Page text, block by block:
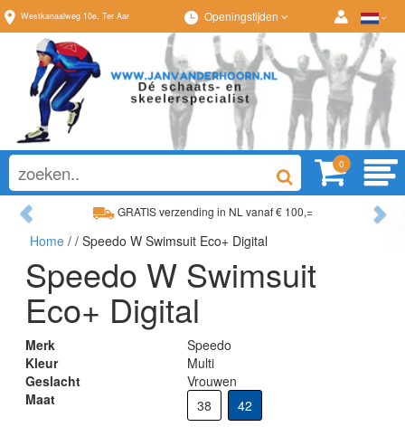
Westkanaalweg 10e, Ter Aar Openingstijden
0
GRATIS verzending in NL vanaf € 100,=
Ruim assortiment, altijd wat naar wens!
Previous
Home / / Speedo W Swimsuit Eco+ Digital
Speedo W Swimsuit
Eco+ Digital
Merk
Speedo
Kleur
Multi
Geslacht
Vrouwen
Maat
38 42